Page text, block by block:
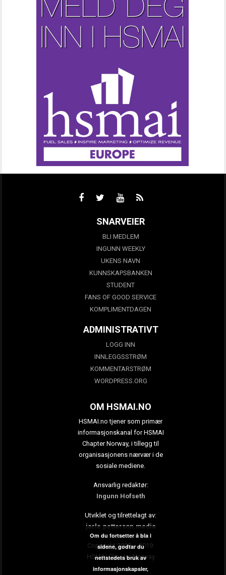
SNARVEIER
BLI MEDLEM
INGUNN WEEKLY
UKENS NAVN
KUNNSKAPSBANKEN
STUDENT
FANS OF GOOD SERVICE
KOMPLIMENTDAGEN
ADMINISTRATIVT
LOGG INN
INNLEGGSSTRØM
KOMMENTARSTRØM
WORDPRESS.ORG
OM HSMAI.NO
HSMAI.no tjener som primær
informasjonskanal for HSMAI
Chapter Norway, i tillegg til
organisasjonens nærvær i de
sosiale mediene.
Ansvarlig redaktør:
Ingunn Hofseth
Utviklet og tilrettelagt av:
jarle.petterson.media
Copyright 2009 – 2019:
HSMAI Chapter Norway
Om du fortsetter å bla i
sidene, godtar du
nettstedets bruk av
informasjonskapsler,